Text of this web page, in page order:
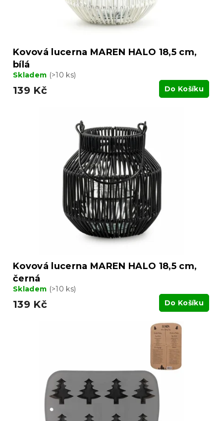
Kovová lucerna MAREN HALO 18,5 cm,
bílá
Skladem (>10 ks)
139 Kč Do Košíku
Kovová lucerna MAREN HALO 18,5 cm,
černá
Skladem (>10 ks)
139 Kč Do Košíku